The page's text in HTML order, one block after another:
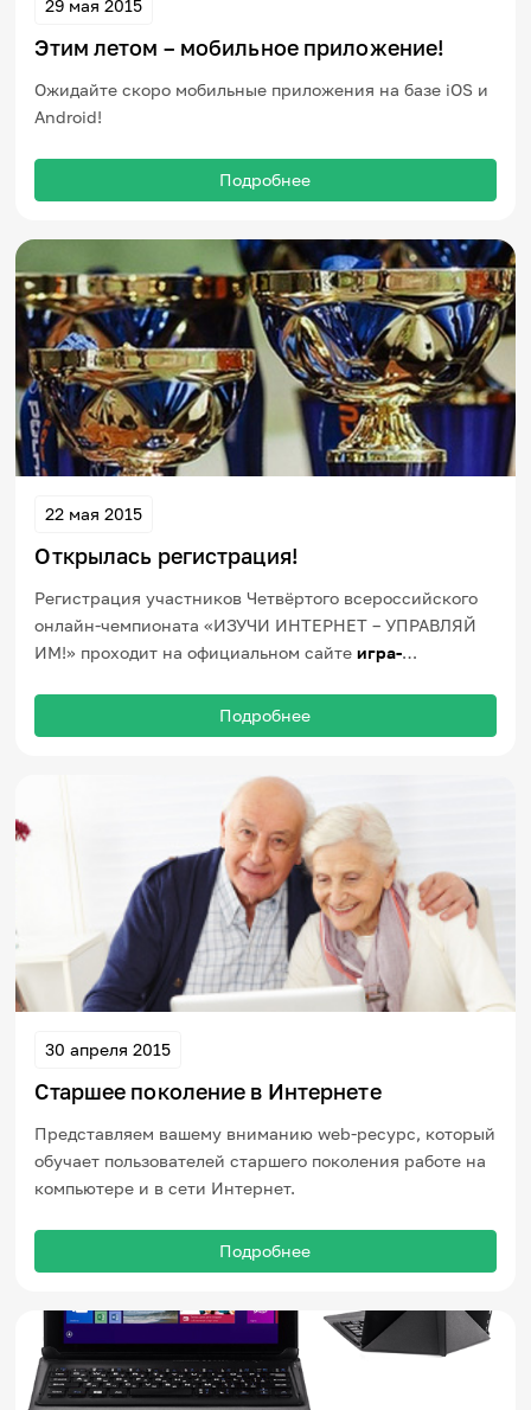
29 мая 2015
Этим летом – мобильное приложение!
Ожидайте скоро мобильные приложения на базе iOS и
Android!
Подробнее
22 мая 2015
Открылась регистрация!
Регистрация участников Четвёртого всероссийского
онлайн-чемпионата «ИЗУЧИ ИНТЕРНЕТ – УПРАВЛЯЙ
ИМ!» проходит на официальном сайтеигра-
Подробнее
30 апреля 2015
Старшее поколение в Интернете
Представляем вашему вниманию web-ресурс, который
обучает пользователей старшего поколения работе на
компьютере и в сети Интернет.
Подробнее